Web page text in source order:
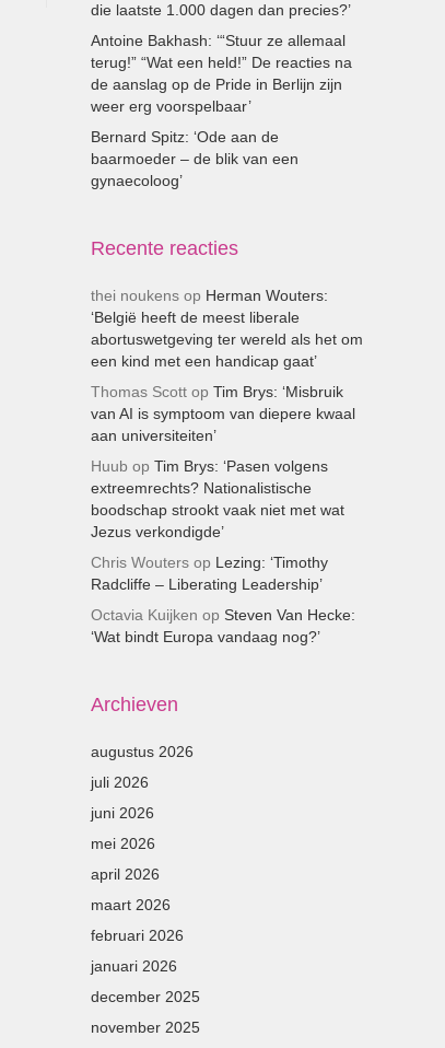
die laatste 1.000 dagen dan precies?’
Antoine Bakhash: ‘“Stuur ze allemaal
terug!” “Wat een held!” De reacties na
de aanslag op de Pride in Berlijn zijn
weer erg voorspelbaar’
Bernard Spitz: ‘Ode aan de
baarmoeder – de blik van een
gynaecoloog’
Recente reacties
thei noukensop Herman Wouters:
‘België heeft de meest liberale
abortuswetgeving ter wereld als het om
een kind met een handicap gaat’
Thomas Scottop Tim Brys: ‘Misbruik
van AI is symptoom van diepere kwaal
aan universiteiten’
Huub op Tim Brys: ‘Pasen volgens
extreemrechts? Nationalistische
boodschap strookt vaak niet met wat
Jezus verkondigde’
Chris Woutersop Lezing: ‘Timothy
Radcliffe – Liberating Leadership’
Octavia Kuijken op Steven Van Hecke:
‘Wat bindt Europa vandaag nog?’
Archieven
augustus 2026
juli 2026
juni 2026
mei 2026
april 2026
maart 2026
februari 2026
januari 2026
december 2025
november 2025